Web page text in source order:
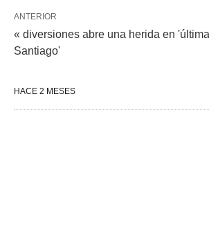
ANTERIOR
« diversiones abre una herida en
Santiago'
HACE 2 MESES